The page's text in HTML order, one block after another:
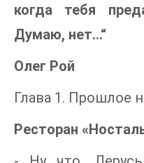
когда тебя
Думаю, нет…“
Олег Рой
Глава 1. Прошлое
Ресторан